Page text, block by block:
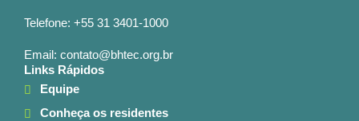
Telefone: +55 31 3401-1000
Email: contato@bhtec.org.br
Links Rápidos
Equipe
Conheça os residentes